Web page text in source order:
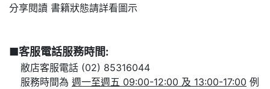
分享閱讀 書籍狀態請詳看圖示
■客服電話服務時間:
敝店客服電話 (02) 85316044
服務時間為 週一至週五 09:00-12:00 及 13:00-17:00 例